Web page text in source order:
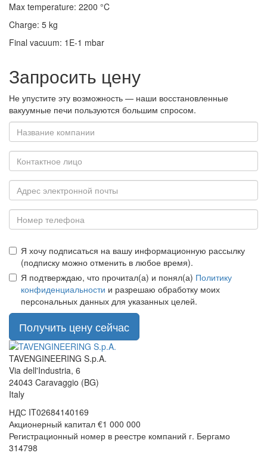
Max temperature: 2200 °C
Charge: 5 kg
Final vacuum: 1E-1 mbar
Запросить цену
Не упустите эту возможность — наши восстановленные
вакуумные печи пользуются большим спросом.
Я хочу подписаться на вашу информационную рассылку
(подписку можно отменить в любое время).
Я подтверждаю, что прочитал(а) и понял(а) Политику
конфиденциальности и разрешаю обработку моих
персональных данных для указанных целей.
Получить цену сейчас
TAVENGINEERING S.p.A.
Via dell'Industria, 6
24043 Caravaggio (BG)
Italy
НДС IT02684140169
Акционерный капитал €1 000 000
Регистрационный номер в реестре компаний г. Бергамо
314798